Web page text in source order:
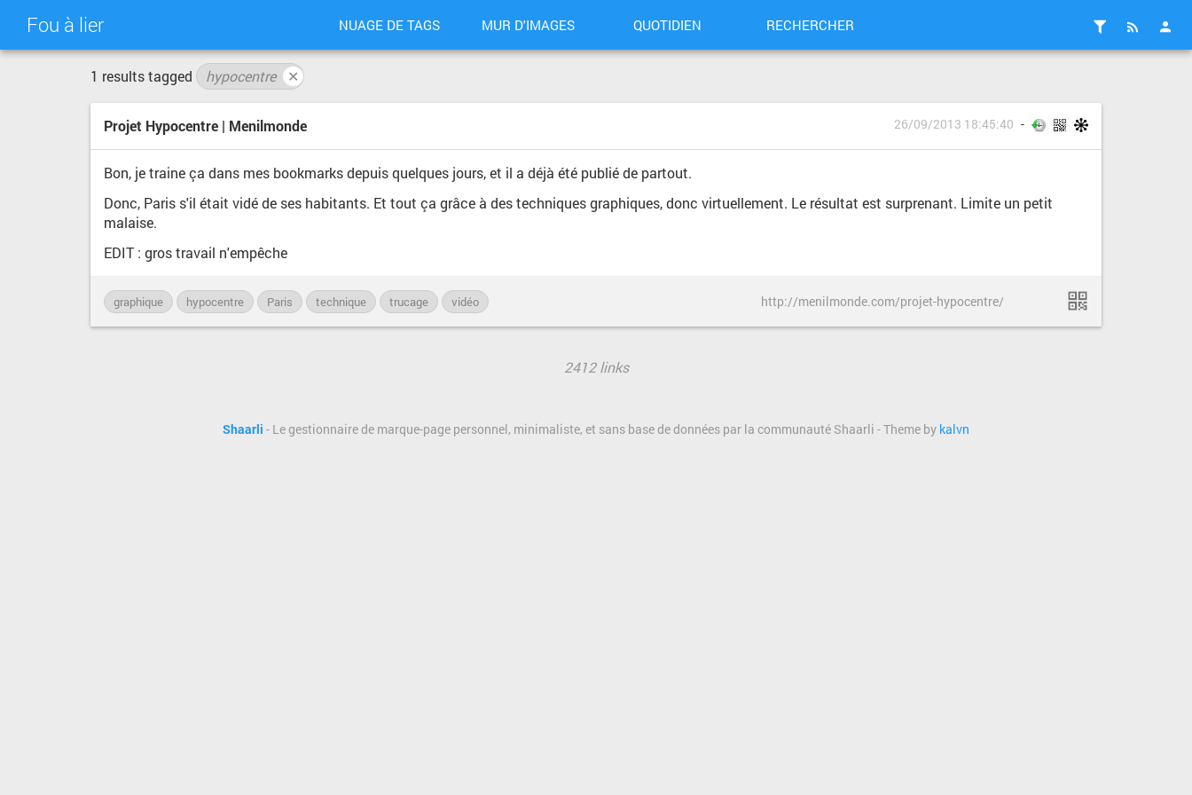
Fou à lier NUAGE DE TAGS MUR D'IMAGES QUOTIDIEN RECHERCHER
1 results tagged hypocentre ✕
Projet Hypocentre | Menilmonde 26/09/2013 18:45:40
Bon, je traine ça dans mes bookmarks depuis quelques jours, et il a déjà été publié de partout.
Donc, Paris s'il était vidé de ses habitants. Et tout ça grâce à des techniques graphiques, donc virtuellement. Le résultat est surprenant. Limite un petit
malaise.
EDIT : gros travail n'empêche
graphique hypocentre Paris technique trucage vidéo http://menilmonde.com/projet-hypocentre/
2412 links
Shaarli - Le gestionnaire de marque-page personnel, minimaliste, et sans base de données par la communauté Shaarli - Theme by kalvn